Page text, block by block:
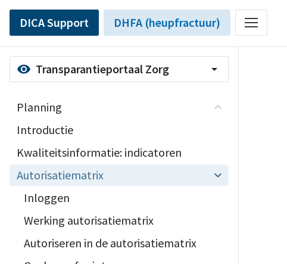
DICA Support DHFA (heupfractuur)
visibility Transparantieportaal Zorg arrow_drop_down
Planning
Introductie
Kwaliteitsinformatie: indicatoren
Autorisatiematrix
Inloggen
Werking autorisatiematrix
Autoriseren in de autorisatiematrix